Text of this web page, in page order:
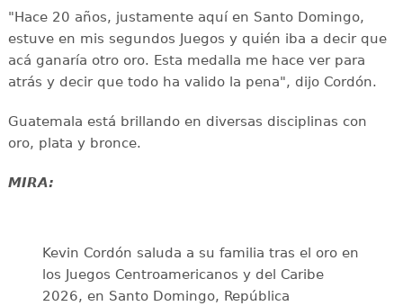
"Hace 20 años, justamente aquí en Santo Domingo,
estuve en mis segundos Juegos y quién iba a decir que
acá ganaría otro oro. Esta medalla me hace ver para
atrás y decir que todo ha valido la pena", dijo Cordón.
Guatemala está brillando en diversas disciplinas con
oro, plata y bronce.
MIRA:
Kevin Cordón saluda a su familia tras el oro en
los Juegos Centroamericanos y del Caribe
2026, en Santo Domingo, República